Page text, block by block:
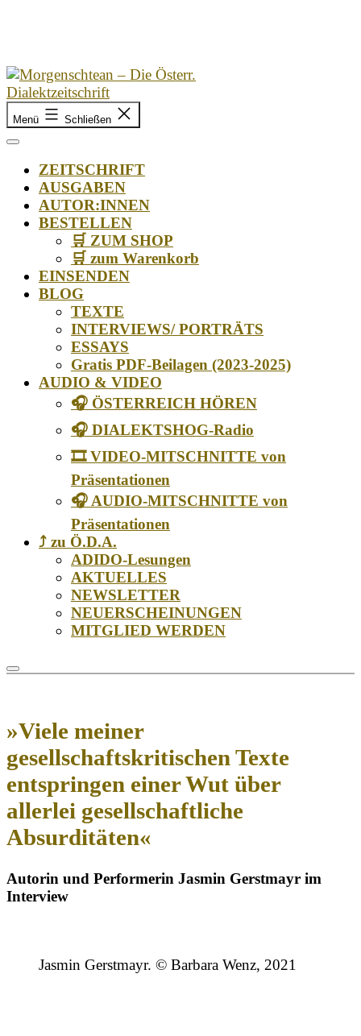
Morgenschtean
–
Die
Österr.
Dialektzeitschrift
Menü Schließen
ZEITSCHRIFT
AUSGABEN
AUTOR:INNEN
BESTELLEN
🛒 ZUM SHOP
🛒 zum Warenkorb
EINSENDEN
BLOG
TEXTE
INTERVIEWS/ PORTRÄTS
ESSAYS
Gratis PDF-Beilagen (2023-2025)
AUDIO & VIDEO
🎧 ÖSTERREICH HÖREN
🎧 DIALEKTSHOG-Radio
🎞️ VIDEO-MITSCHNITTE von
Präsentationen
🎧 AUDIO-MITSCHNITTE von
Präsentationen
⤴️ zu Ö.D.A.
ADIDO-Lesungen
AKTUELLES
NEWSLETTER
NEUERSCHEINUNGEN
MITGLIED WERDEN
»Viele meiner
gesellschaftskritischen Texte
entspringen einer Wut über
allerlei gesellschaftliche
Absurditäten«
Autorin und Performerin Jasmin Gerstmayr im
Interview
Jasmin Gerstmayr. © Barbara Wenz, 2021